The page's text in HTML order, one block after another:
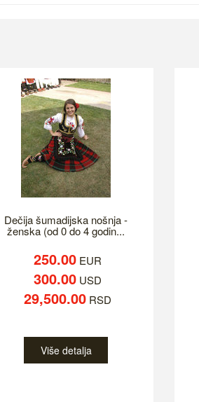
Dečija šumadijska nošnja -
ženska (od 0 do 4 godin...
250.00 EUR
300.00 USD
29,500.00 RSD
Više detalja